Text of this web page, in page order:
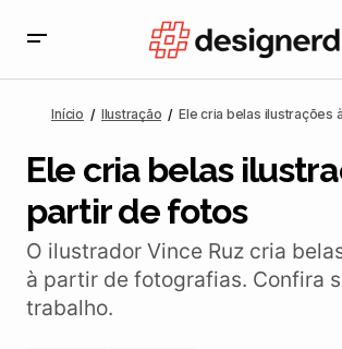
Início Ilustração Ele cria belas ilustrações
Ele cria belas
partir de fotos
O ilustrador Vince Ruz cria
à partir de fotografias. Confira
trabalho.